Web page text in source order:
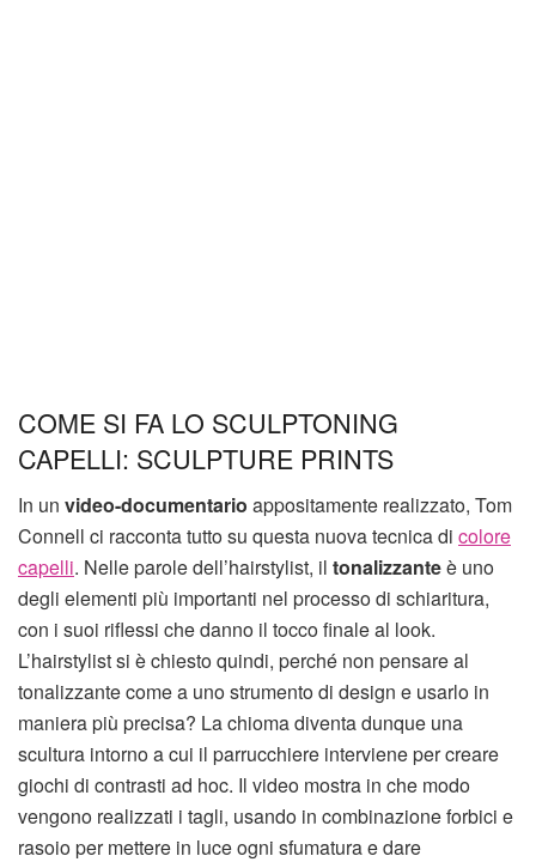
COME SI FA LO SCULPTONING
CAPELLI: SCULPTURE PRINTS
In un video-documentario appositamente realizzato, Tom
Connell ci racconta tutto su questa nuova tecnica di colore
capelli. Nelle parole dell’hairstylist, il tonalizzanteè uno
degli elementi più importanti nel processo di schiaritura,
con i suoi riflessi che danno il tocco finale al look.
L’hairstylist si è chiesto quindi, perché non pensare al
tonalizzante come a uno strumento di design e usarlo in
maniera più precisa? La chioma diventa dunque una
scultura intorno a cui il parrucchiere interviene per creare
giochi di contrasti ad hoc. Il video mostra in che modo
vengono realizzati i tagli, usando in combinazione forbici e
rasoio per mettere in luce ogni sfumatura e dare